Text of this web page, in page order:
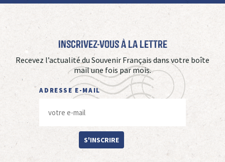
Inscrivez-vous à La Lettre
Recevez l’actualité du Souvenir Français dans votre boîte
mail une fois par mois.
ADRESSE E-MAIL
S'INSCRIRE